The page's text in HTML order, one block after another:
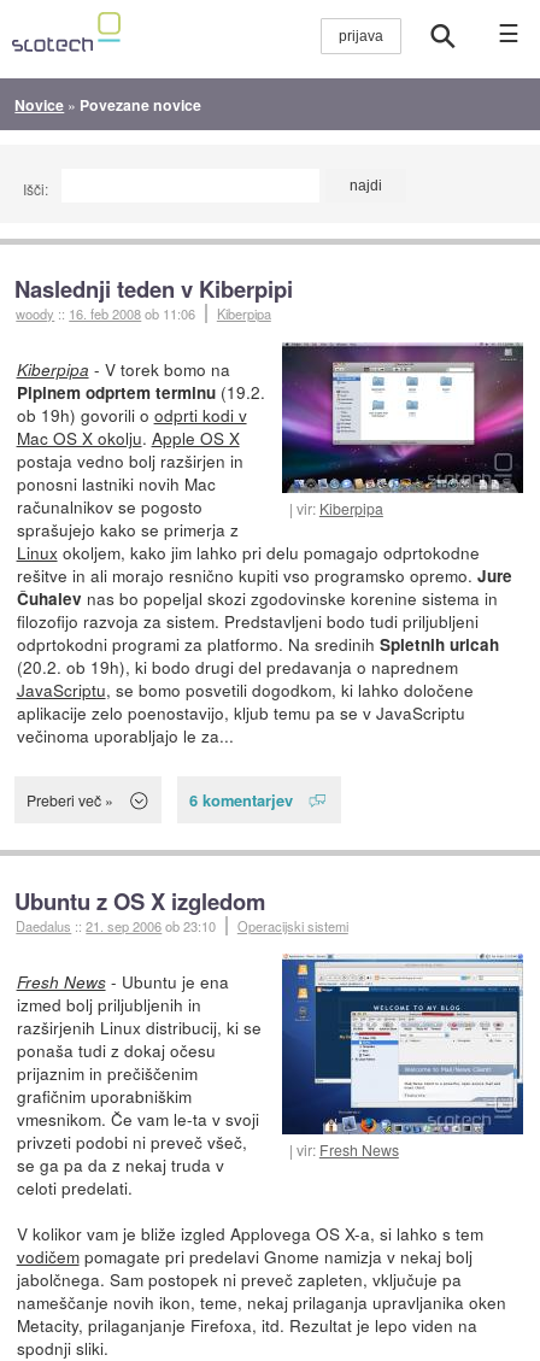
☰
Novice » Povezane novice
Išči:
Naslednji teden v Kiberpipi
woody :: 16. feb 2008ob 11:06 Kiberpipa
vir: Kiberpipa
Kiberpipa - V torek bomo na
Pipinem odprtem terminu(19.2.
ob 19h) govorili o odprti kodi v
Mac OS X okolju. Apple OS X
postaja vedno bolj razširjen in
ponosni lastniki novih Mac
računalnikov se pogosto
sprašujejo kako se primerja z
Linuxokoljem, kako jim lahko pri delu pomagajo odprtokodne
rešitve in ali morajo resnično kupiti vso programsko opremo. Jure
Čuhalev nas bo popeljal skozi zgodovinske korenine sistema in
filozofijo razvoja za sistem. Predstavljeni bodo tudi priljubljeni
odprtokodni programi za platformo. Na sredinih Spletnih uricah
(20.2. ob 19h), ki bodo drugi del predavanja o naprednem
JavaScriptu, se bomo posvetili dogodkom, ki lahko določene
aplikacije zelo poenostavijo, kljub temu pa se v JavaScriptu
večinoma uporabljajo le za...
Preberi več » 6 komentarjev
Ubuntu z OS X izgledom
Daedalus ::21. sep 2006ob 23:10 Operacijski sistemi
vir: Fresh News
Fresh News- Ubuntu je ena
izmed bolj priljubljenih in
razširjenih Linux distribucij, ki se
ponaša tudi z dokaj očesu
prijaznim in prečiščenim
grafičnim uporabniškim
vmesnikom. Če vam le-ta v svoji
privzeti podobi ni preveč všeč,
se ga pa da z nekaj truda v
celoti predelati.
V kolikor vam je bliže izgled Applovega OS X-a, si lahko s tem
vodičempomagate pri predelavi Gnome namizja v nekaj bolj
jabolčnega. Sam postopek ni preveč zapleten, vključuje pa
nameščanje novih ikon, teme, nekaj prilaganja upravljanika oken
Metacity, prilaganjanje Firefoxa, itd. Rezultat je lepo viden na
spodnji sliki.